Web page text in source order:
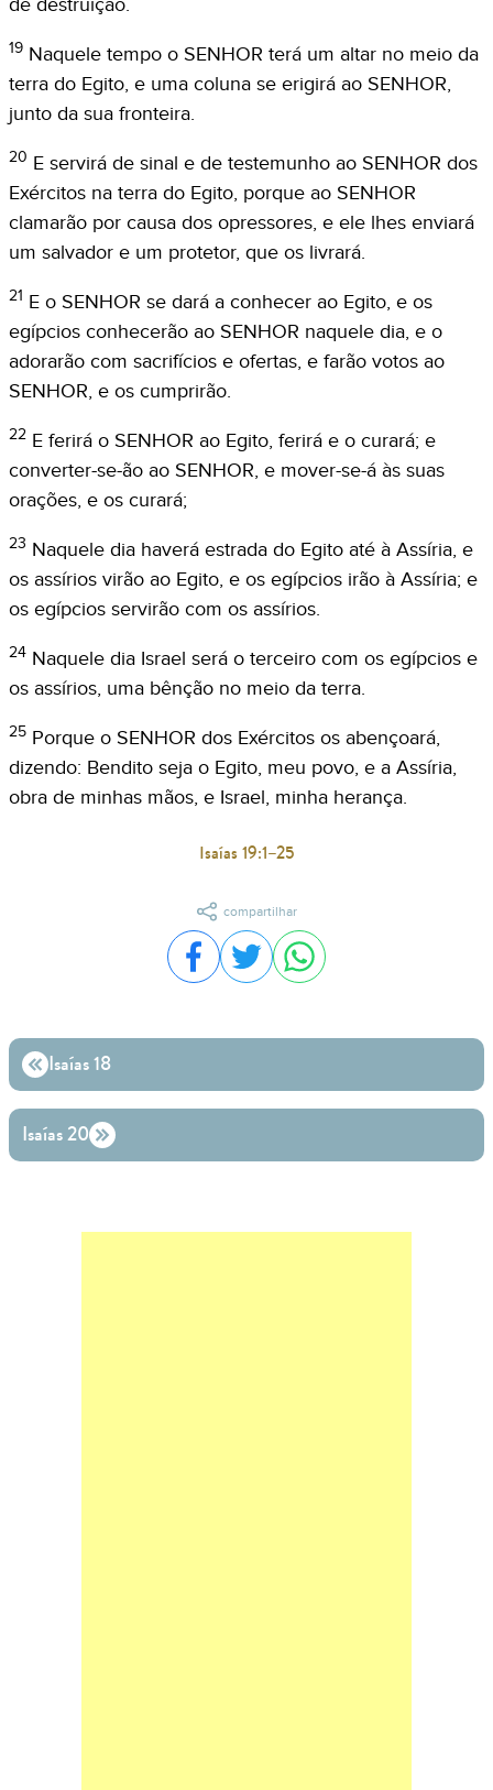
de destruição.
19 Naquele tempo o SENHOR terá um altar no meio da
terra do Egito, e uma coluna se erigirá ao SENHOR,
junto da sua fronteira.
20 E servirá de sinal e de testemunho ao SENHOR dos
Exércitos na terra do Egito, porque ao SENHOR
clamarão por causa dos opressores, e ele lhes enviará
um salvador e um protetor, que os livrará.
21 E o SENHOR se dará a conhecer ao Egito, e os
egípcios conhecerão ao SENHOR naquele dia, e o
adorarão com sacrifícios e ofertas, e farão votos ao
SENHOR, e os cumprirão.
22 E ferirá o SENHOR ao Egito, ferirá e o curará; e
converter-se-ão ao SENHOR, e mover-se-á às suas
orações, e os curará;
23 Naquele dia haverá estrada do Egito até à Assíria, e
os assírios virão ao Egito, e os egípcios irão à Assíria; e
os egípcios servirão com os assírios.
24 Naquele dia Israel será o terceiro com os egípcios e
os assírios, uma bênção no meio da terra.
25 Porque o SENHOR dos Exércitos os abençoará,
dizendo: Bendito seja o Egito, meu povo, e a Assíria,
obra de minhas mãos, e Israel, minha herança.
Isaías 19:1–25
compartilhar
Compartilhar no Facebook
Compartilhar no Twitter
Compartilhar no
Isaías 18
Isaías 20